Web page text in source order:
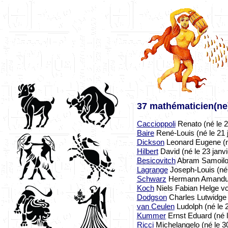
37
CaccioppoliRenato (né le
BaireRené-Louis (né le 21
DicksonLeonard Eugene
HilbertDavid (né le 23
BesicovitchAbram
LagrangeJoseph-Louis
Schwarz Hermann
KochNiels Fabian Helge
DodgsonCharles Lutwidge
van CeulenLudolph (né le
KummerErnst Eduard (né
RicciMichelangelo (né le